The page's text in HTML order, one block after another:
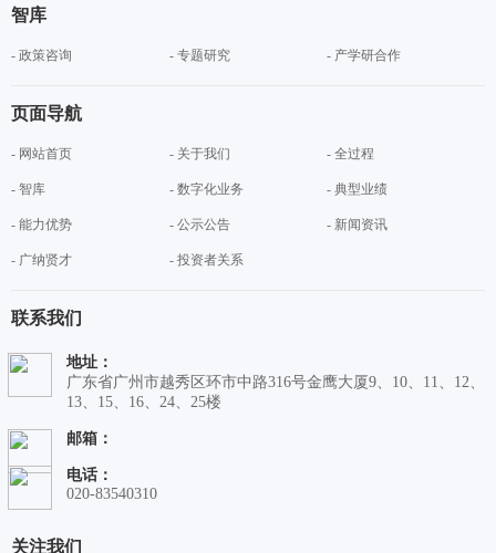
智库
- 政策咨询 - 专题研究 - 产学研合作
页面导航
- 网站首页 - 关于我们 - 全过程
- 智库 - 数字化业务 - 典型业绩
- 能力优势 - 公示公告 - 新闻资讯
- 广纳贤才 - 投资者关系
联系我们
地址：
广东省广州市越秀区环市中路316号金鹰大厦9、10、11、12、
13、15、16、24、25楼
邮箱：
电话：
020-83540310
关注我们